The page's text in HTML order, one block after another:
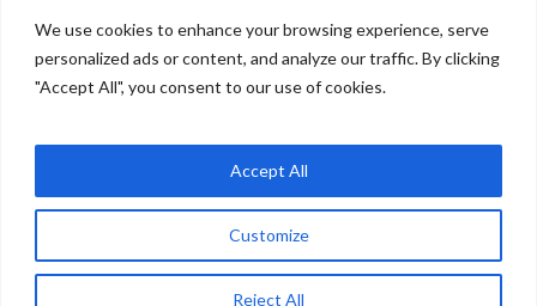
We use cookies to enhance your browsing experience, serve
personalized ads or content, and analyze our traffic. By clicking
"Accept All", you consent to our use of cookies.
Customize
Reject All
Accept All
Altele
Cum ne găsiți
AFreshincSolution